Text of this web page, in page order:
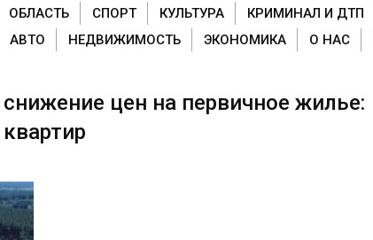
ОБЛАСТЬ СПОРТ КУЛЬТУРА КРИМИНАЛ И ДТП
АВТО НЕДВИЖИМОСТЬ ЭКОНОМИКА О НАС
цен на первичное жилье: